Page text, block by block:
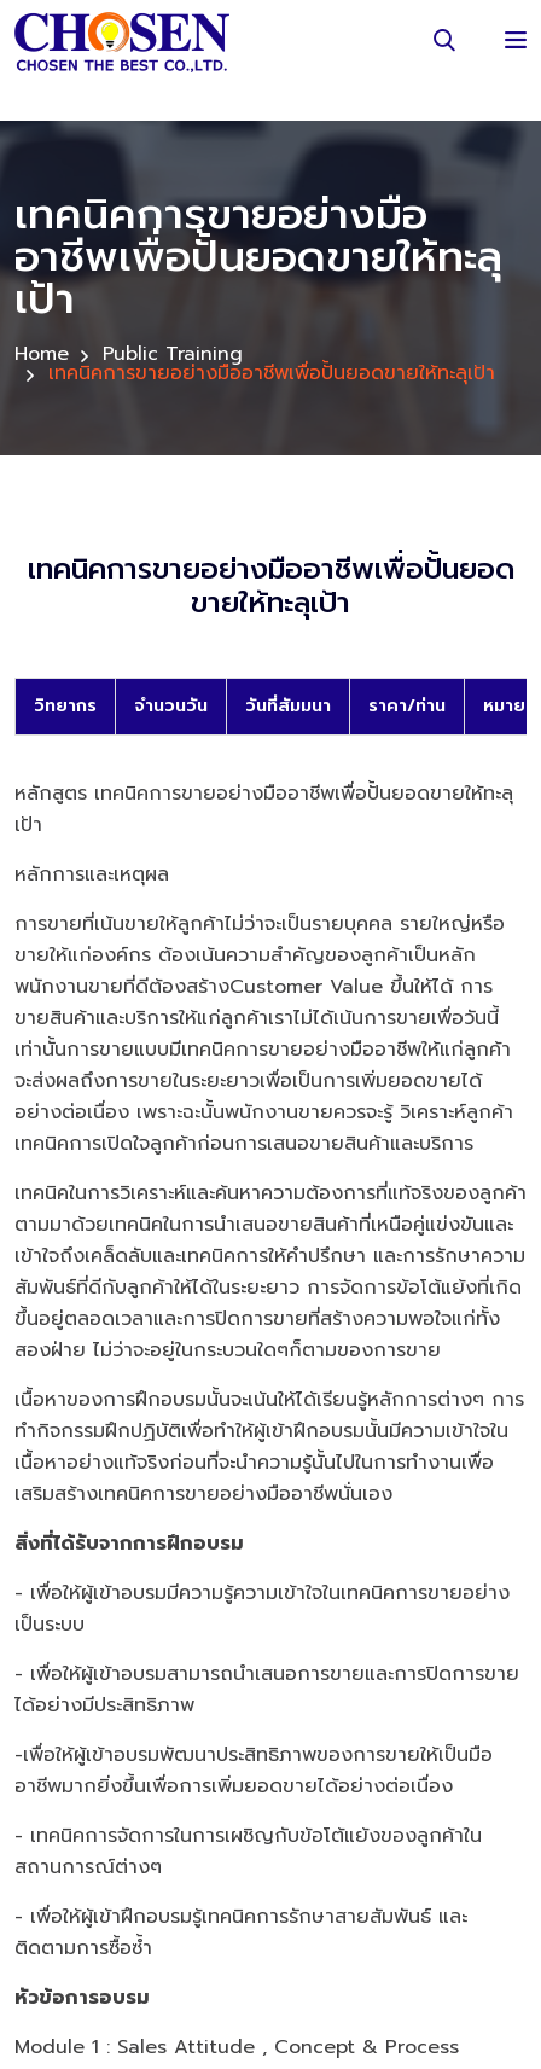
เทคนิคการขายอย่างมือ
อาชีพเพื่อปั้นยอดขายให้ทะลุ
เป้า
Home Public Training
เทคนิคการขายอย่างมืออาชีพเพื่อปั้นยอดขายให้ทะลุเป้า
เทคนิคการขายอย่างมืออาชีพเพื่อปั้นยอด
ขายให้ทะลุเป้า
วิทยากร จำนวนวัน วันที่สัมมนา ราคา/ท่าน หมายเ
หลักสูตร เทคนิคการขายอย่างมืออาชีพเพื่อปั้นยอดขายให้ทะลุ
เป้า
หลักการและเหตุผล
การขายที่เน้นขายให้ลูกค้าไม่ว่าจะเป็นรายบุคคล รายใหญ่หรือ
ขายให้แก่องค์กร ต้องเน้นความสำคัญของลูกค้าเป็นหลัก
พนักงานขายที่ดีต้องสร้างCustomer Value ขึ้นให้ได้ การ
ขายสินค้าและบริการให้แก่ลูกค้าเราไม่ได้เน้นการขายเพื่อวันนี้
เท่านั้นการขายแบบมีเทคนิคการขายอย่างมืออาชีพให้แก่ลูกค้า
จะส่งผลถึงการขายในระยะยาวเพื่อเป็นการเพิ่มยอดขายได้
อย่างต่อเนื่อง เพราะฉะนั้นพนักงานขายควรจะรู้ วิเคราะห์ลูกค้า
เทคนิคการเปิดใจลูกค้าก่อนการเสนอขายสินค้าและบริการ
เทคนิคในการวิเคราะห์และค้นหาความต้องการที่แท้จริงของลูกค้า
ตามมาด้วยเทคนิคในการนำเสนอขายสินค้าที่เหนือคู่แข่งขันและ
เข้าใจถึงเคล็ดลับและเทคนิคการให้คำปรึกษา และการรักษาความ
สัมพันธ์ที่ดีกับลูกค้าให้ได้ในระยะยาว การจัดการข้อโต้แย้งที่เกิด
ขึ้นอยู่ตลอดเวลาและการปิดการขายที่สร้างความพอใจแก่ทั้ง
สองฝ่าย ไม่ว่าจะอยู่ในกระบวนใดๆก็ตามของการขาย
เนื้อหาของการฝึกอบรมนั้นจะเน้นให้ได้เรียนรู้หลักการต่างๆ การ
ทำกิจกรรมฝึกปฏิบัติเพื่อทำให้ผู้เข้าฝึกอบรมนั้นมีความเข้าใจใน
เนื้อหาอย่างแท้จริงก่อนที่จะนำความรู้นั้นไปในการทำงานเพื่อ
เสริมสร้างเทคนิคการขายอย่างมืออาชีพนั่นเอง
สิ่งที่ได้รับจากการฝึกอบรม
- เพื่อให้ผู้เข้าอบรมมีความรู้ความเข้าใจในเทคนิคการขายอย่าง
เป็นระบบ
- เพื่อให้ผู้เข้าอบรมสามารถนำเสนอการขายและการปิดการขาย
ได้อย่างมีประสิทธิภาพ
-เพื่อให้ผู้เข้าอบรมพัฒนาประสิทธิภาพของการขายให้เป็นมือ
อาชีพมากยิ่งขึ้นเพื่อการเพิ่มยอดขายได้อย่างต่อเนื่อง
- เทคนิคการจัดการในการเผชิญกับข้อโต้แย้งของลูกค้าใน
สถานการณ์ต่างๆ
- เพื่อให้ผู้เข้าฝึกอบรมรู้เทคนิคการรักษาสายสัมพันธ์ และ
ติดตามการซื้อซ้ำ
หัวข้อการอบรม
Module 1 : Sales Attitude , Concept & Process